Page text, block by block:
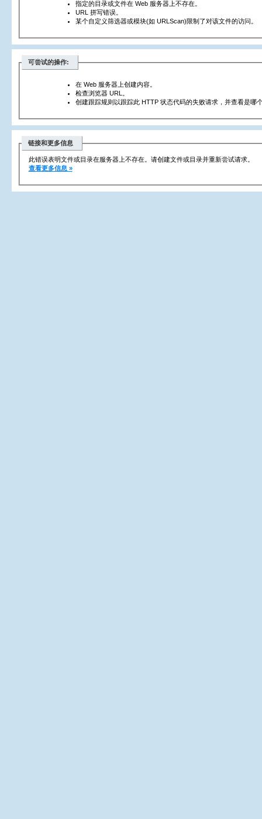
指定的目录或文件在 Web 服务器上不存在。
URL 拼写错误。
某个自定义筛选器或模块(如 URLScan)限制了对该文件的访问。
可尝试的操作:
在 Web 服务器上创建内容。
检查浏览器 URL。
创建跟踪规则以跟踪此 HTTP 状态代码的失败请求，并查看是哪
链接和更多信息
此错误表明文件或目录在服务器上不存在。请创建文件或目录并重新尝试请求。
查看更多信息 »